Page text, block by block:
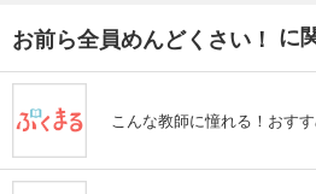
お前ら全員めんどくさい！ に
こんな教師に憧れる！おす